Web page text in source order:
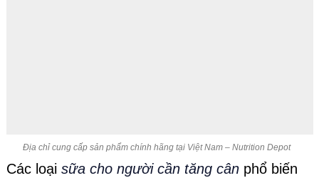
Địa chỉ cung cấp sản phẩm chính hãng tại Việt Nam – Nutrition Depot
Các loại sữa cho người cần tăng cân phổ biến